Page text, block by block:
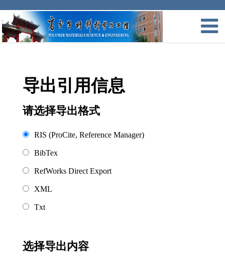
导出引用信息
请选择导出格式
RIS (ProCite, Reference Manager)
BibTex
RefWorks Direct Export
XML
Txt
选择导出内容